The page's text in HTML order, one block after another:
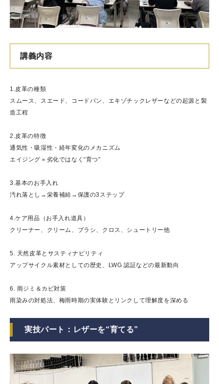
講義内容
1.皮革の種類
スムース、スエード、コードバン、エキゾチックレザーなどの起源と製
造工程
2.皮革の特徴
通気性・吸湿性・経年変化のメカニズム
エイジング＝劣化ではなく“育つ”
3.基本のお手入れ
汚れ落とし→栄養補給→保護の3ステップ
4.ケア用品（お手入れ道具）
クリーナー、クリーム、ブラシ、クロス、シュートリー他
5. 天然皮革とサスティナビリティ
アップサイクル素材としての歴史、LWG 認証などの最新動向
6. 雨ジミ＆カビ対策
雨染みの対処法、梅雨時期の実体験とリンクして理解度を深める
実技パート：レザーを“育てる”